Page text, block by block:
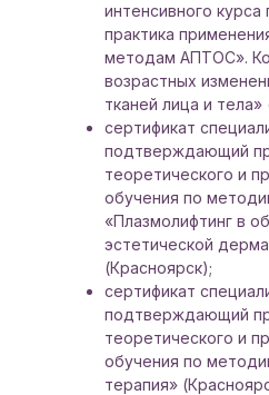
интенсивного курса
практика
методам АПТОС».
возрастных
тканей лица и
сертификат
подтверждающий
теоретического и
обучения по
«Плазмолифтинг в
эстетической
(Красноярск);
сертификат
подтверждающий
теоретического и
обучения по
терапия»